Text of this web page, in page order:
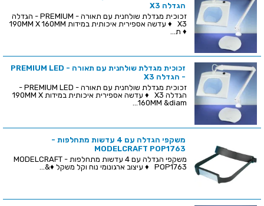
הגדלה X3
זכוכית מגדלת שולחנית עם תאורה - PREMIUM - הגדלה
X3 ♦ עדשה אספירית איכותית במידות 190MM X 160MM
♦ ת...
זכוכית מגדלת שולחנית עם תאורה - PREMIUM LED
- הגדלה X3
זכוכית מגדלת שולחנית עם תאורה - PREMIUM LED -
הגדלה X3 ♦ עדשה אספירית איכותית במידות 190MM X
160MM &diam...
משקפי הגדלה עם 4 עדשות מתחלפות -
MODELCRAFT POP1763
משקפי הגדלה עם 4 עדשות מתחלפות - MODELCRAFT
POP1763 ♦ עיצוב ארגונומי נוח וקל משקל ♦&...